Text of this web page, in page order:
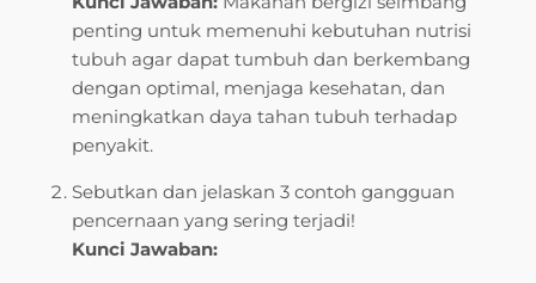
penting untuk memenuhi kebutuhan nutrisi
tubuh agar dapat tumbuh dan berkembang
dengan optimal, menjaga kesehatan, dan
meningkatkan daya tahan tubuh terhadap
penyakit.
Sebutkan dan jelaskan 3 contoh gangguan
pencernaan yang sering terjadi!
Kunci Jawaban: